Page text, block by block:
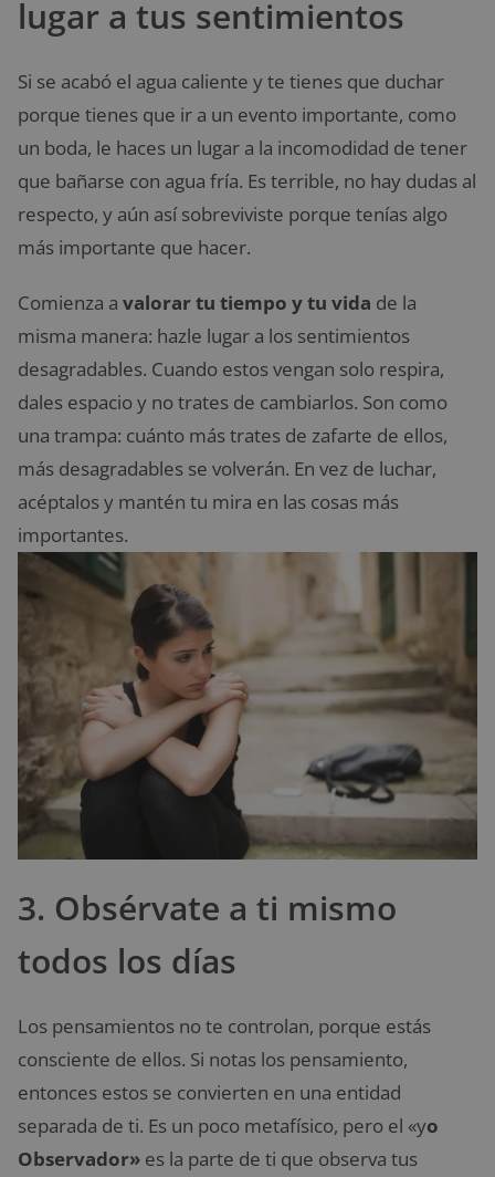
lugar a tus sentimientos
Si se acabó el agua caliente y te tienes que duchar
porque tienes que ir a un evento importante, como
un boda, le haces un lugar a la incomodidad de tener
que bañarse con agua fría. Es terrible, no hay dudas al
respecto, y aún así sobreviviste porque tenías algo
más importante que hacer.
Comienza a valorar tu tiempo y tu vida de la
misma manera: hazle lugar a los sentimientos
desagradables. Cuando estos vengan solo respira,
dales espacio y no trates de cambiarlos. Son como
una trampa: cuánto más trates de zafarte de ellos,
más desagradables se volverán. En vez de luchar,
acéptalos y mantén tu mira en las cosas más
importantes.
3. Obsérvate a ti mismo
todos los días
Los pensamientos no te controlan, porque estás
consciente de ellos. Si notas los pensamiento,
entonces estos se convierten en una entidad
separada de ti. Es un poco metafísico, pero el «yo
Observador» es la parte de ti que observa tus